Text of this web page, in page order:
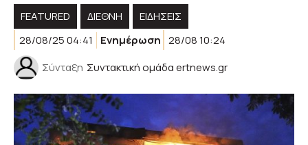
FEATURED ΔΙΕΘΝΗ
ΕΙΔΗΣΕΙΣ
28/08/25 04:41
Ενημέρωση 28/08 10:24
Σύνταξη Συντακτική ομάδα ertnews.gr